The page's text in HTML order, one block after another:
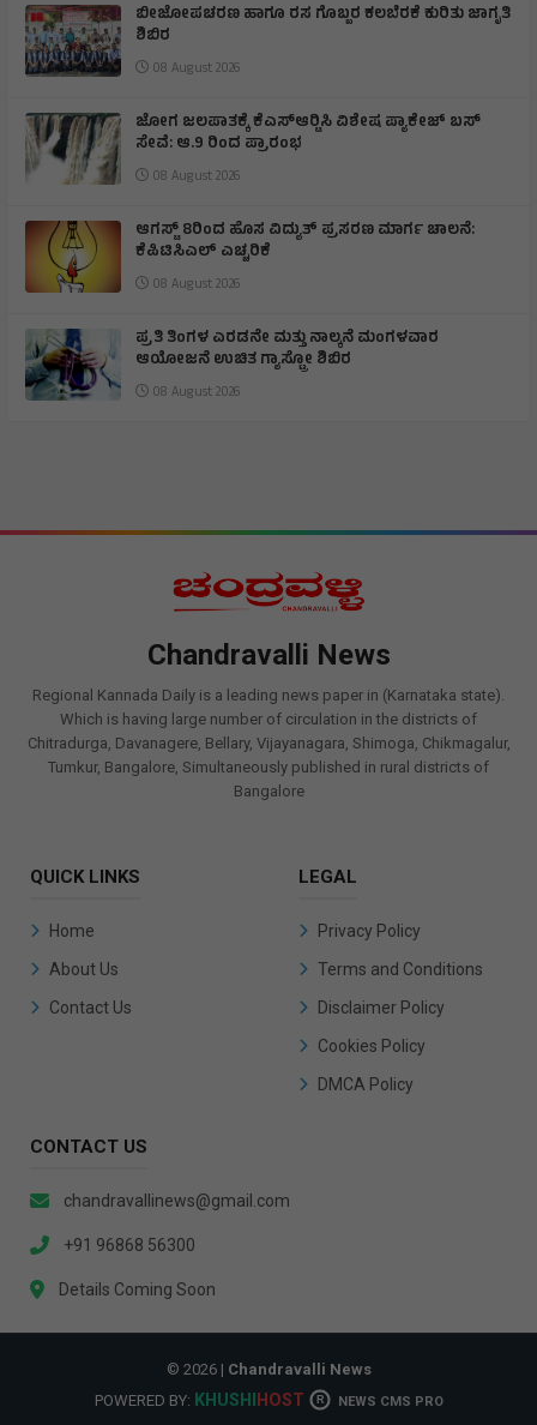
ಬೀಜೋಪಚರಣ ಹಾಗೂ ರಸ ಗೊಬ್ಬರ ಕಲಬೆರಕೆ ಕುರಿತು ಜಾಗೃತಿ
ಶಿಬಿರ
08 August 2026
ಜೋಗ ಜಲಪಾತಕ್ಕೆ ಕೆಎಸ್‍ಆರ್‍ಟಿಸಿ ವಿಶೇಷ ಪ್ಯಾಕೇಜ್ ಬಸ್
ಸೇವೆ: ಆ.9 ರಿಂದ ಪ್ರಾರಂಭ
08 August 2026
ಆಗಸ್ಟ್ 8ರಿಂದ ಹೊಸ ವಿದ್ಯುತ್ ಪ್ರಸರಣ ಮಾರ್ಗ ಚಾಲನೆ:
ಕೆಪಿಟಿಸಿಎಲ್ ಎಚ್ಚರಿಕೆ
08 August 2026
ಪ್ರತಿ ತಿಂಗಳ ಎರಡನೇ ಮತ್ತು ನಾಲ್ಕನೆ ಮಂಗಳವಾರ
ಆಯೋಜನೆ ಉಚಿತ ಗ್ಯಾಸ್ಟ್ರೋ ಶಿಬಿರ
08 August 2026
Chandravalli News
Regional Kannada Daily is a leading news paper in (Karnataka state).
Which is having large number of circulation in the districts of
Chitradurga, Davanagere, Bellary, Vijayanagara, Shimoga, Chikmagalur,
Tumkur, Bangalore, Simultaneously published in rural districts of
Bangalore
QUICK LINKS
Home
About Us
Contact Us
LEGAL
Privacy Policy
Terms and Conditions
Disclaimer Policy
Cookies Policy
DMCA Policy
CONTACT US
chandravallinews@gmail.com
+91 96868 56300
Details Coming Soon
© 2026 | Chandravalli News
POWERED BY: KHUSHI HOST R NEWS CMS PRO